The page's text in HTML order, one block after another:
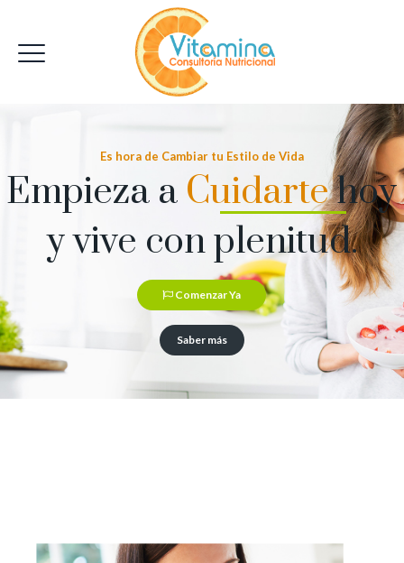
Es hora de Cambiar tu Estilo de Vida
Empieza a Cuidartehoy
y vive con plenitud.
Comenzar Ya
Saber más